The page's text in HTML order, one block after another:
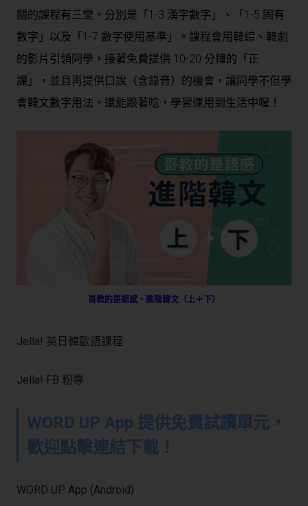
關的課程有三堂，分別是「1-3 漢字數字」、「1-5 固有
數字」以及「1-7 數字使用基準」。課程會用韓綜、韓劇
的影片引領同學，接著免費提供 10-20 分鐘的「正
課」，並且再提供口說（含錄音）的機會，讓同學不但學
會韓文數字用法，還能跟著唸，學習運用到生活中喔！
哥教的是語感・進階韓文（上＋下）
Jella! 英日韓歐語課程
Jella! FB 粉專
WORD UP App 提供免費試讀單元，
歡迎點擊連結下載！
WORD UP App (Android)